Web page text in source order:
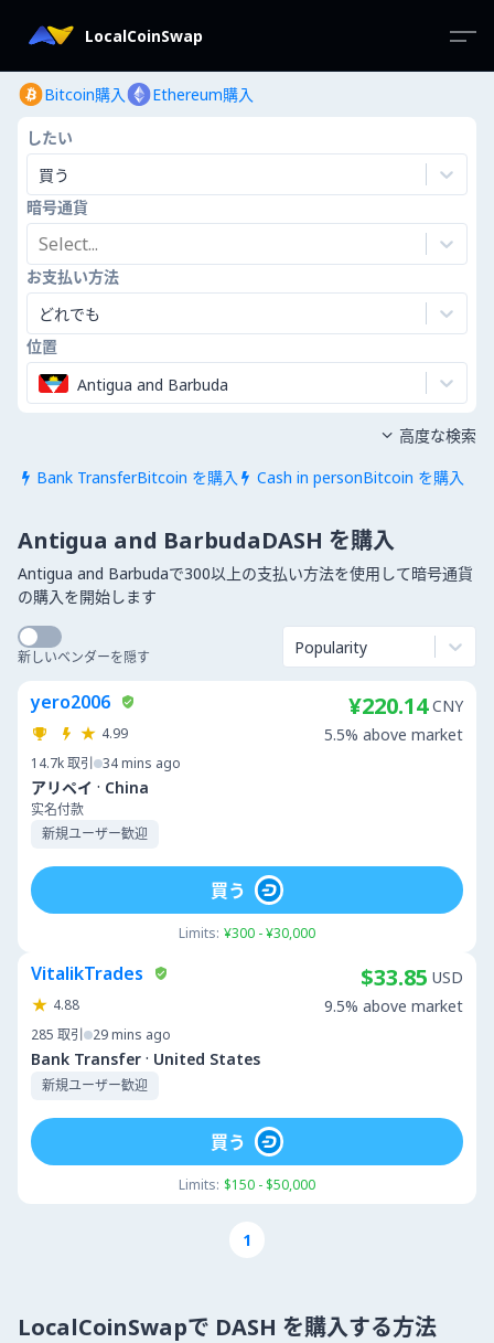
LocalCoinSwap
Bitcoin購入 Ethereum購入
したい
買う
暗号通貨
Select...
お支払い方法
どれでも
位置
Antigua and Barbuda
 Bank TransferBitcoin を購入  Cash in personBitcoin を購入
 高度な検索
Antigua and BarbudaDASH を購入
Antigua and Barbudaで300以上の支払い方法を使用して暗号通貨
の購入を開始します
新しいベンダーを隠す Popularity
yero2006
4.99
14.7k取引 34 mins ago
アリペイ · China
实名付款
新規ユーザー歓迎
¥220.14 CNY
5.5% above market
Limits: ¥300 - ¥30,000
買う
VitalikTrades
4.88
285 取引 29 mins ago
Bank Transfer · United States
新規ユーザー歓迎
$33.85 USD
9.5% above market
Limits: $150 - $50,000
買う
1
LocalCoinSwapで DASH を購入する方法